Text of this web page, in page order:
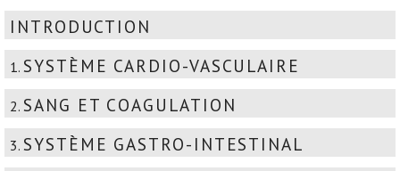
INTRODUCTION
1. SYSTÈME CARDIO-VASCULAIRE
2. SANG ET COAGULATION
3. SYSTÈME GASTRO-INTESTINAL